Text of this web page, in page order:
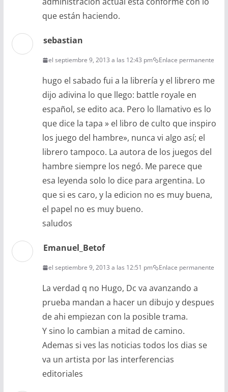
que están haciendo.
sebastian
el septiembre 9, 2013 a las 12:43 pm Enlace permanente
hugo el sabado fui a la librería y el librero me
dijo adivina lo que llego: battle royale en
español, se edito aca. Pero lo llamativo es lo
que dice la tapa » el libro de culto que inspiro
los juego del hambre», nunca vi algo así; el
librero tampoco. La autora de los juegos del
hambre siempre los negó. Me parece que
esa leyenda solo lo dice para argentina. Lo
que si es caro, y la edicion no es muy buena,
el papel no es muy bueno.
saludos
Emanuel_Betof
el septiembre 9, 2013 a las 12:51 pm Enlace permanente
La verdad q no Hugo, Dc va avanzando a
prueba mandan a hacer un dibujo y despues
de ahi empiezan con la posible trama.
Y sino lo cambian a mitad de camino.
Ademas si ves las noticias todos los dias se
va un artista por las interferencias
editoriales